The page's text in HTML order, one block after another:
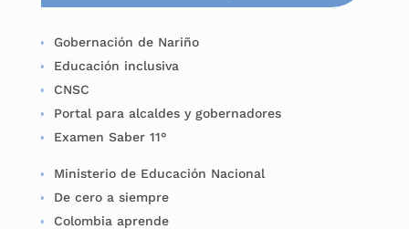
Gobernación de Nariño
Educación inclusiva
CNSC
Portal para alcaldes y gobernadores
Examen Saber 11°
Ministerio de Educación Nacional
De cero a siempre
Colombia aprende